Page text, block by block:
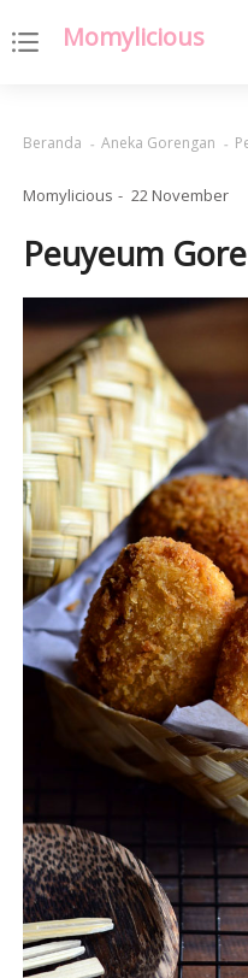
Momylicious
Beranda Aneka Gorengan
Momylicious 22 November
Peuyeum